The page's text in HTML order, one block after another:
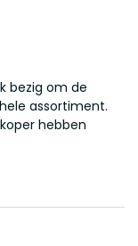
bezig om de
assortiment.
hebben